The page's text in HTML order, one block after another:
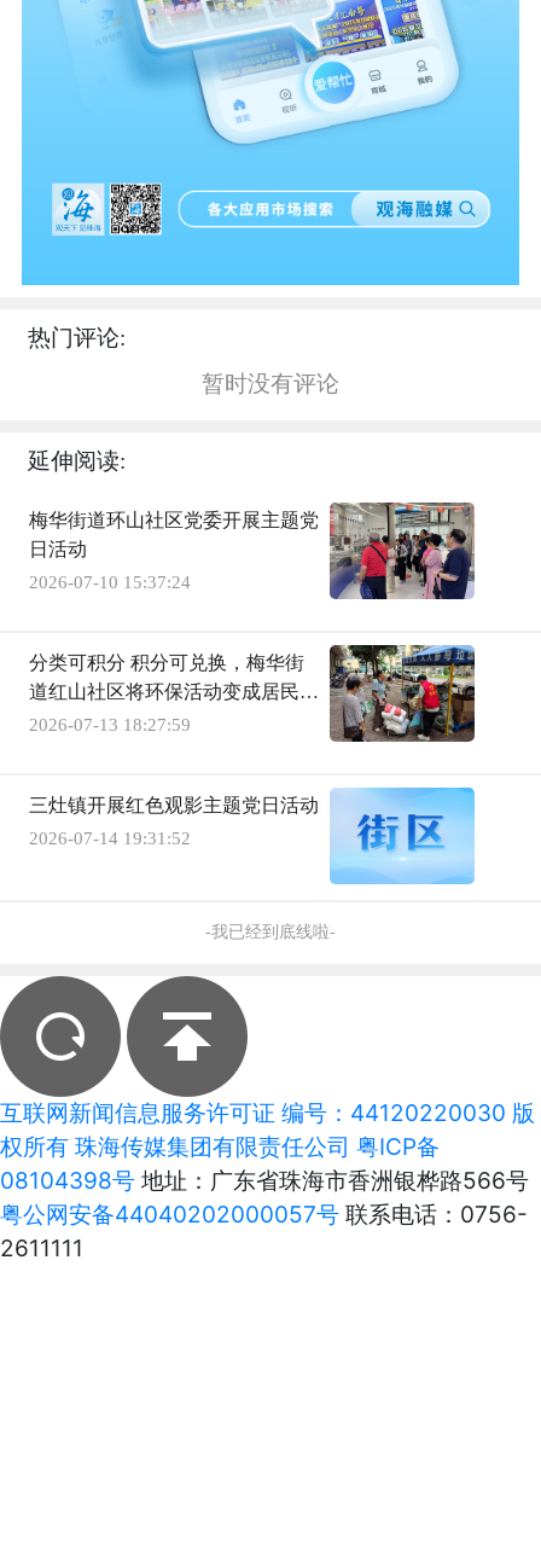
热门评论:
暂时没有评论
延伸阅读:
梅华街道环山社区党委开展主题党
日活动
2026-07-10 15:37:24
分类可积分 积分可兑换，梅华街
道红山社区将环保活动变成居民福
利
2026-07-13 18:27:59
三灶镇开展红色观影主题党日活动
2026-07-14 19:31:52
-我已经到底线啦-
互联网新闻信息服务许可证 编号：44120220030 版
权所有 珠海传媒集团有限责任公司 粤ICP备
08104398号 地址：广东省珠海市香洲银桦路566号
粤公网安备44040202000057号 联系电话：0756-
2611111